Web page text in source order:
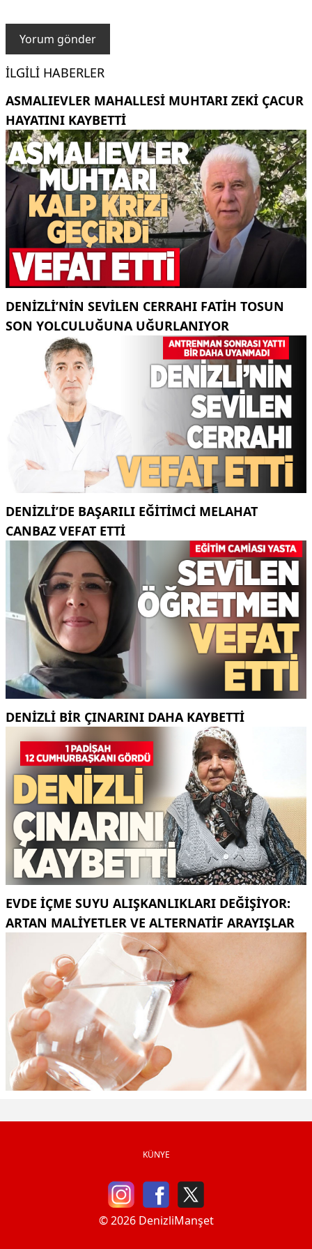
İLGILI HABERLER
ASMALIEVLER MAHALLESI MUHTARI ZEKI ÇACUR
HAYATINI KAYBETTI
DENIZLI’NIN SEVILEN CERRAHI FATIH TOSUN
SON YOLCULUĞUNA UĞURLANIYOR
DENIZLI’DE BAŞARILI EĞITIMCI MELAHAT
CANBAZ VEFAT ETTI
DENIZLI BIR ÇINARINI DAHA KAYBETTI
EVDE İÇME SUYU ALIŞKANLIKLARI DEĞIŞIYOR:
ARTAN MALIYETLER VE ALTERNATIF ARAYIŞLAR
KÜNYE
© 2026 DenizliManşet